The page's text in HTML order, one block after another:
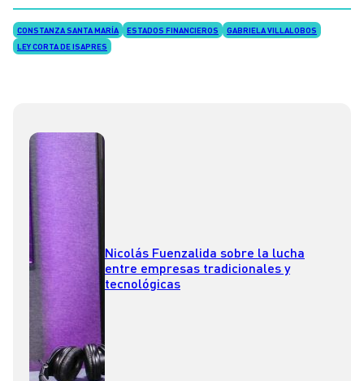
CONSTANZA SANTA MARÍA ESTADOS FINANCIEROS
GABRIELA VILLALOBOS
LEY CORTA DE ISAPRES
Nicolás Fuenzalida sobre la lucha
entre empresas tradicionales y
tecnológicas